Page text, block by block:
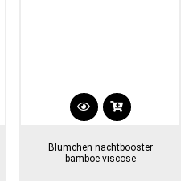
Blumchen nachtbooster
bamboe-viscose